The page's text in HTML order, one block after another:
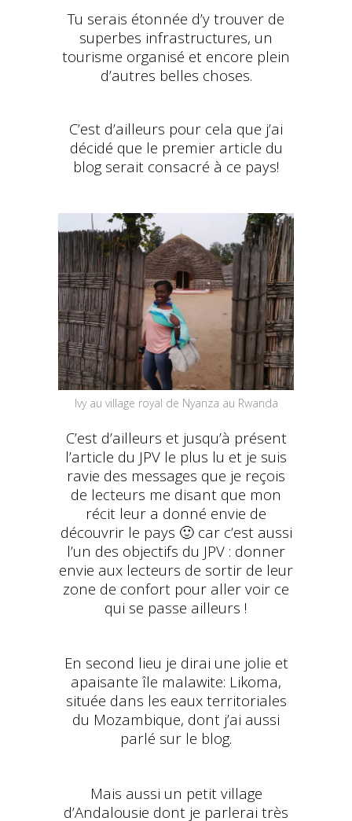
Tu serais étonnée d’y trouver de
superbes infrastructures, un
tourisme organisé et encore plein
d’autres belles choses.
C’est d’ailleurs pour cela que j’ai
décidé que le premier article du
blog serait consacré à ce pays!
Ivy au village royal de Nyanza au Rwanda
C’est d’ailleurs et jusqu’à présent
l’article du JPV le plus lu et je suis
ravie des messages que je reçois
de lecteurs me disant que mon
récit leur a donné envie de
découvrir le pays 🙂 car c’est aussi
l’un des objectifs du JPV : donner
envie aux lecteurs de sortir de leur
zone de confort pour aller voir ce
qui se passe ailleurs !
En second lieu je dirai une jolie et
apaisante île malawite: Likoma,
située dans les eaux territoriales
du Mozambique, dont j’ai aussi
parlé sur le blog.
Mais aussi un petit village
d’Andalousie dont je parlerai très